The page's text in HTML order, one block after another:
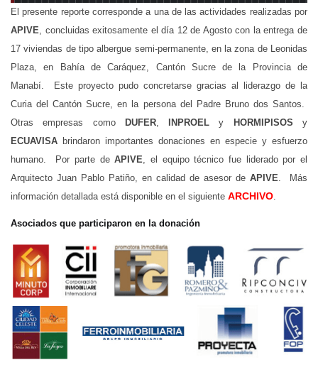
El presente reporte corresponde a una de las actividades realizadas por
APIVE , concluidas exitosamente el día 12 de Agosto con la entrega de
17 viviendas de tipo albergue semi-permanente, en la zona de Leonidas
Plaza, en Bahía de Caráquez, Cantón Sucre de la Provincia de
Manabí. Este proyecto pudo concretarse gracias al liderazgo de la
Curia del Cantón Sucre, en la persona del Padre Bruno dos Santos.
Otras empresas como DUFER,INPROEL y HORMIPISOS y
ECUAVISA brindaron importantes donaciones en especie y esfuerzo
humano. Por parte deAPIVE , el equipo técnico fue liderado por el
Arquitecto Juan Pablo Patiño, en calidad de asesor de APIVE . Más
información detallada está disponible en el siguiente ARCHIVO
Asociados que participaron en la donación